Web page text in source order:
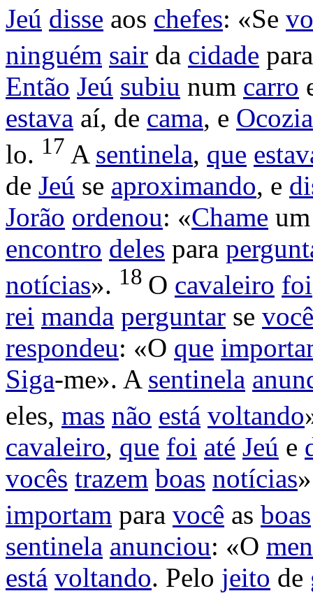
Jeú disse aos chefes: «Se
ninguém sair da cidade
Então Jeú subiu num carro
estava aí, de cama, e
lo. 17 A sentinela, que
de Jeú se aproximando, e
Jorão ordenou: «Chame
encontro deles para
notícias». 18 O cavaleiro foi
rei manda perguntar se
respondeu: «O que
Siga-me». A sentinela
eles, mas não está voltando
cavaleiro, que foi até Jeú e
vocês trazem boas notícias
importam para você as boas
sentinela anunciou: «O
está voltando. Pelo jeito de